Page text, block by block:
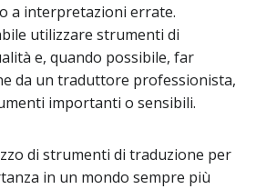
a interpretazioni errate.
utilizzare strumenti di
e, quando possibile, far
da un traduttore professionista,
importanti o sensibili.
di strumenti di traduzione per
in un mondo sempre più